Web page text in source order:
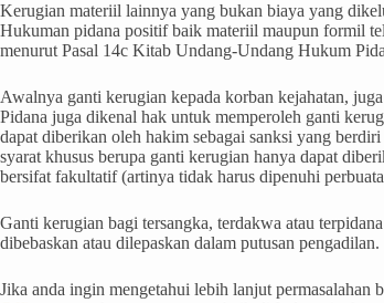
Kerugian materiil lainnya yang bukan biaya yang
Hukuman pidana positif baik materiil maupun formil
menurut Pasal 14c Kitab Undang-Undang Hukum
Awalnya ganti kerugian kepada korban kejahatan,
Pidana juga dikenal hak untuk memperoleh ganti
dapat diberikan oleh hakim sebagai sanksi yang
syarat khusus berupa ganti kerugian hanya dapat
bersifat fakultatif (artinya tidak harus dipenuhi
Ganti kerugian bagi tersangka, terdakwa atau
dibebaskan atau dilepaskan dalam putusan pengadilan.
Jika anda ingin mengetahui lebih lanjut